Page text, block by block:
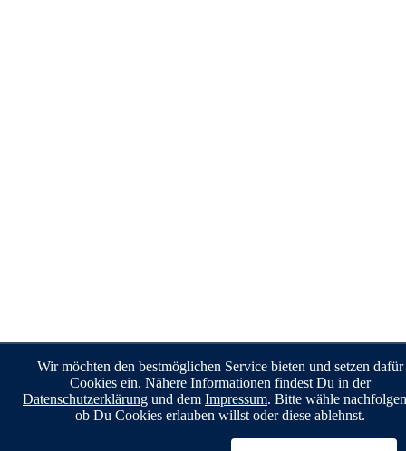
Wir möchten den bestmöglichen Service bieten und setzen dafür
Cookies ein. Nähere Informationen findest Du in der
Datenschutzerklärung und dem Impressum. Bitte wähle
ob Du Cookies erlauben willst oder diese ablehnst.